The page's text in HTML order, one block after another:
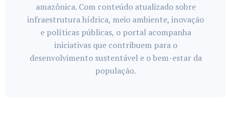
amazônica. Com conteúdo atualizado sobre
infraestrutura hídrica, meio ambiente, inovação
e políticas públicas, o portal acompanha
iniciativas que contribuem para o
desenvolvimento sustentável e o bem-estar da
população.